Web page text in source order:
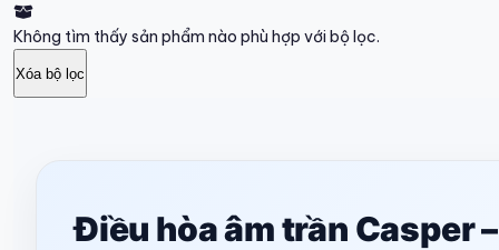
Không tìm thấy sản phẩm nào phù hợp với bộ lọc.
Xóa bộ lọc
Điều hòa âm trần Casper